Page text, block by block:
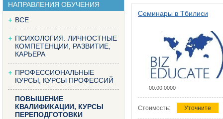
НАПРАВЛЕНИЯ ОБУЧЕНИЯ
ВСЕ
ПСИХОЛОГИЯ. ЛИЧНОСТНЫЕ
КОМПЕТЕНЦИИ, РАЗВИТИЕ,
КАРЬЕРА
ПРОФЕССИОНАЛЬНЫЕ
КУРСЫ, КУРСЫ ПРОФЕССИЙ
ПОВЫШЕНИЕ
КВАЛИФИКАЦИИ, КУРСЫ
ПЕРЕПОДГОТОВКИ
Семинары в Тбилиси
00.00.0000
Стоимость: Уточните